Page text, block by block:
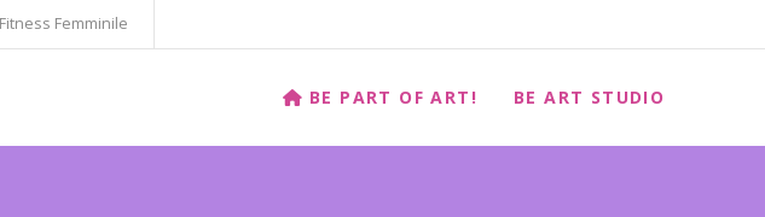
Femminile
BE PART OF ART! BE ART STUDIO